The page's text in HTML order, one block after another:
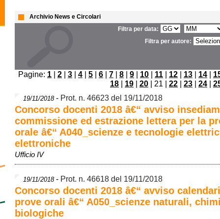
Archivio News e Circolari
Filtra per data:
Filtra per autore:
Pagine: 1 | 2 | 3 | 4 | 5 | 6 | 7 | 8 | 9 | 10 | 11 | 12 | 13 | 14 |
18 | 19 | 20 | 21 | 22 | 23 | 24 |
19/11/2018- Prot. n. 46623 del 19/11/2018
Concorso docenti 2018 â€“ avviso
commissione ed estrazione lettera per la
orale â€“ A040_scienze e tecnologie
elettroniche
Ufficio IV
19/11/2018- Prot. n. 46618 del 19/11/2018
Concorso docenti 2018 â€“ avviso
prove orali â€“ A050_scienze naturali,
biologiche